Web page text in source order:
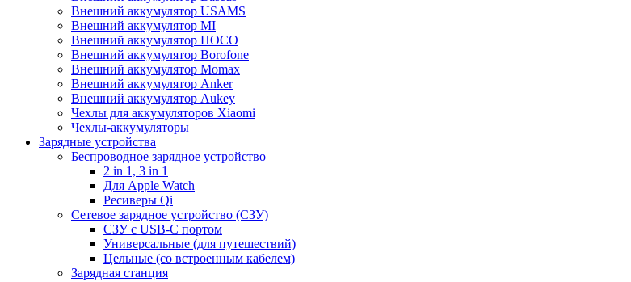
Внешний аккумулятор USAMS
Внешний аккумулятор MI
Внешний аккумулятор HOCO
Внешний аккумулятор Borofone
Внешний аккумулятор Momax
Внешний аккумулятор Anker
Внешний аккумулятор Aukey
Чехлы для аккумуляторов Xiaomi
Чехлы-аккумуляторы
Зарядные устройства
Беспроводное зарядное устройство
2 in 1, 3 in 1
Для Apple Watch
Ресиверы Qi
Сетевое зарядное устройство (СЗУ)
СЗУ с USB-C портом
Универсальные (для путешествий)
Цельные (со встроенным кабелем)
Зарядная станция